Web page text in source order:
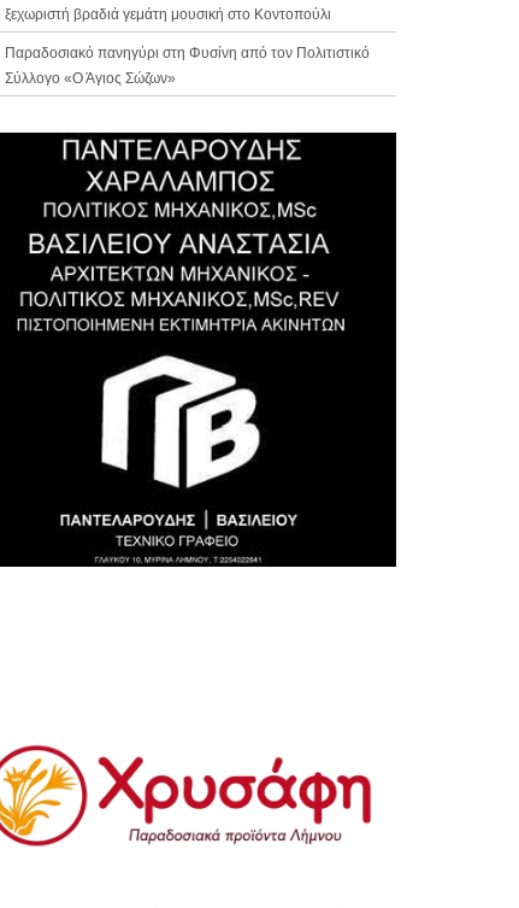
ξεχωριστή βραδιά γεμάτη μουσική στο Κοντοπούλι
Παραδοσιακό πανηγύρι στη Φυσίνη από τον Πολιτιστικό
Σύλλογο «Ο Άγιος Σώζων»